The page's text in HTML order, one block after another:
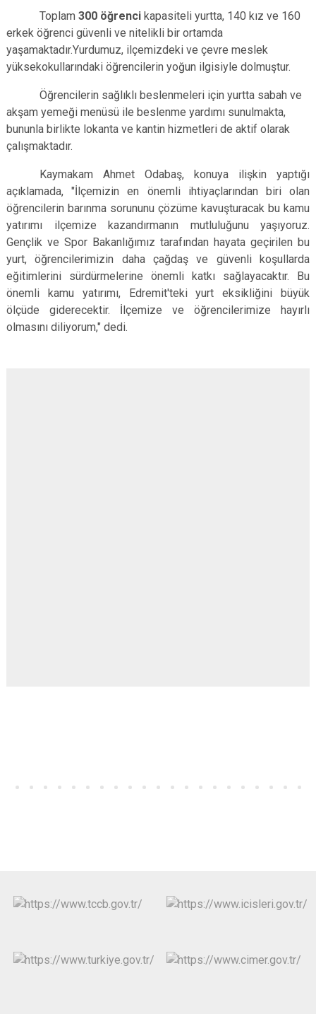
Toplam300 öğrenci kapasiteli yurtta, 140 kız ve 160
erkek öğrenci güvenli ve nitelikli bir ortamda
yaşamaktadır.Yurdumuz, ilçemizdeki ve çevre meslek
yüksekokullarındaki öğrencilerin yoğun ilgisiyle dolmuştur.
Öğrencilerin sağlıklı beslenmeleri için yurtta sabah ve
akşam yemeği menüsü ile beslenme yardımı sunulmakta,
bununla birlikte lokanta ve kantin hizmetleri de aktif olarak
çalışmaktadır.
Kaymakam Ahmet Odabaş, konuya ilişkin yaptığı
açıklamada, "İlçemizin en önemli ihtiyaçlarından biri olan
öğrencilerin barınma sorununu çözüme kavuşturacak bu kamu
yatırımı ilçemize kazandırmanın mutluluğunu yaşıyoruz.
Gençlik ve Spor Bakanlığımız tarafından hayata geçirilen bu
yurt, öğrencilerimizin daha çağdaş ve güvenli koşullarda
eğitimlerini sürdürmelerine önemli katkı sağlayacaktır. Bu
önemli kamu yatırımı, Edremit'teki yurt eksikliğini büyük
ölçüde giderecektir. İlçemize ve öğrencilerimize hayırlı
olmasını diliyorum," dedi.